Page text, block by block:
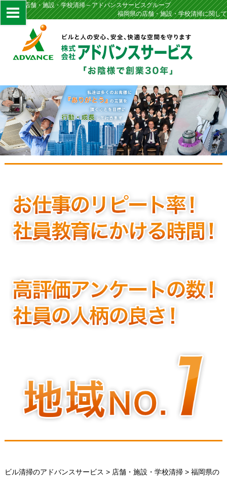
福岡県の店舗・施設・学校清掃 – アドバンスサービスグループ
福岡県の店舗・施設・学校清掃に関して
ビル清掃のアドバンスサービス > 店舗・施設・学校清掃> 福岡県の